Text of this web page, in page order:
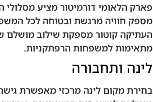
פארק הלאומי דורמיטור מציע
מספק חוויה מרגשת ובטוחה לכל
העתיקה קוטור מספקת שילוב מושלם של
מתאימות למשפחות הרפתקניות.
לינה ותחבורה
בחירת מקום לינה מרכזי מאפשרת